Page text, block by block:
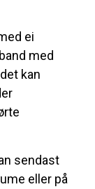
ei
med
kan
sendast
eller på